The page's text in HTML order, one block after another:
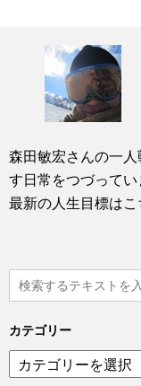
森田敏宏さんの一
す日常をつづってい
最新の人生目標は
カテゴリー
テ